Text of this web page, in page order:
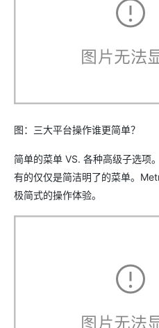
图：三大平台操作谁更简单？
简单的菜单 VS. 各种高级子选项
有的仅仅是简洁明了的菜单。
极简式的操作体验。